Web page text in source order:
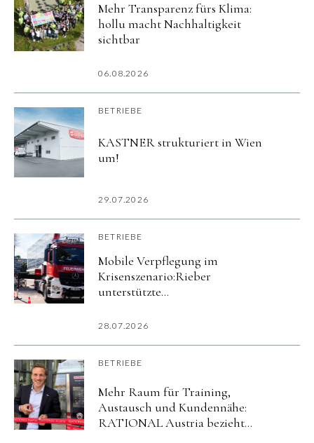
Mehr Transparenz fürs Klima:
hollu macht Nachhaltigkeit
sichtbar
06.08.2026
BETRIEBE
KASTNER strukturiert in Wien
um!
29.07.2026
BETRIEBE
Mobile Verpflegung im
Krisenszenario:Rieber
unterstützte
imurbanharbor Ludwigsburg
28.07.2026
BETRIEBE
Mehr Raum für Training,
Austausch und Kundennähe:
RATIONAL Austria bezieht